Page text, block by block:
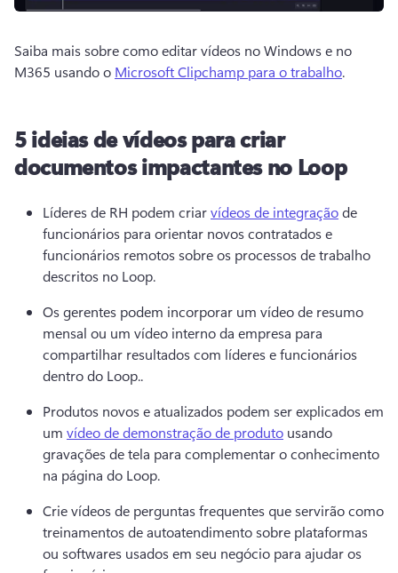
Saiba mais sobre como editar vídeos no Windows e no
M365 usando o Microsoft Clipchamp para o trabalho.
5 ideias de vídeos para criar
documentos impactantes no Loop
Líderes de RH podem criar vídeos de integração de
funcionários para orientar novos contratados e
funcionários remotos sobre os processos de trabalho
descritos no Loop.
Os gerentes podem incorporar um vídeo de resumo
mensal ou um vídeo interno da empresa para
compartilhar resultados com líderes e funcionários
dentro do Loop..
Produtos novos e atualizados podem ser explicados em
um vídeo de demonstração de produto usando
gravações de tela para complementar o conhecimento
na página do Loop.
Crie vídeos de perguntas frequentes que servirão como
treinamentos de autoatendimento sobre plataformas
ou softwares usados em seu negócio para ajudar os